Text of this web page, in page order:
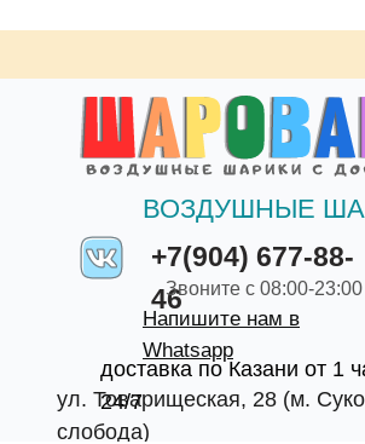
+7(904) 677-88-
46
ВОЗДУШНЫЕ
доставка по Казани от 1
24/7
Звоните с 08:00-23:00
Напишите нам в
Whatsapp
ул. Товарищеская, 28 (м.
слобода)